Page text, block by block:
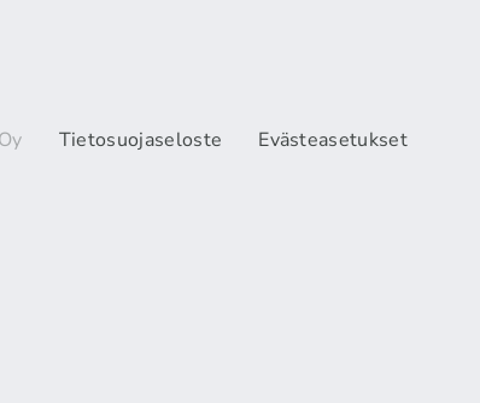
Tietosuojaseloste Evästeasetukset